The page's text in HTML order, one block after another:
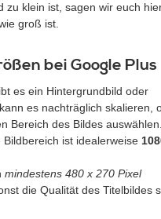
zu klein ist, sagen wir euch
groß ist.
bei Google Plus
es ein Hintergrundbild oder
kann es nachträglich skalieren,
Bereich des Bildes auswählen.
ist idealerweise
mindestens 480 x 270 Pixel
die Qualität des Titelbildes